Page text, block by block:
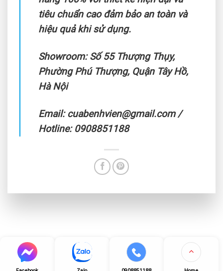
tiêu chuẩn cao đảm bảo an toàn và
hiệu quả khi sử dụng.
Showroom: Số 55 Thượng Thụy,
Phường Phú Thượng, Quận Tây Hồ,
Hà Nội
Email: cuabenhvien@gmail.com /
Hotline: 0908851188
CUABENHVIEN.COM - GIẢI PHÁP CỬA TỰ ĐỘNG BỆNH VIỆN SỐ
1 VIỆT NAM